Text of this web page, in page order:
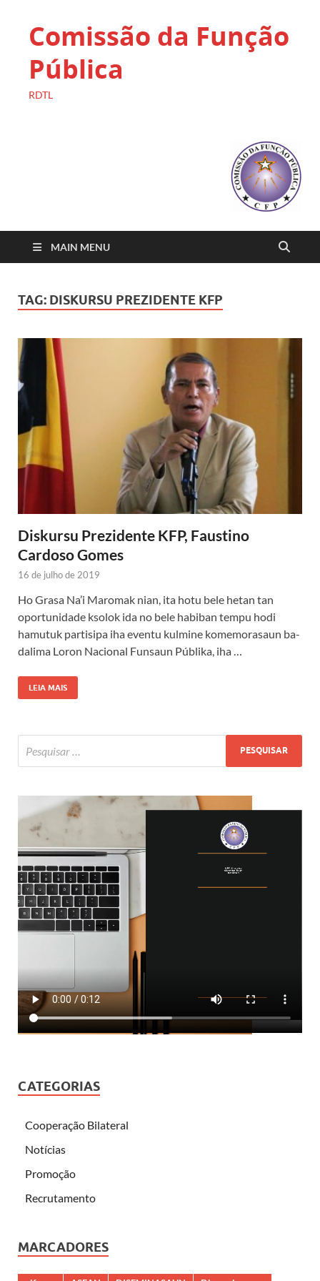
Comissão da Função
Pública
RDTL
MAIN MENU
TAG: DISKURSU PREZIDENTE KFP
Diskursu Prezidente KFP, Faustino
Cardoso Gomes
16 de julho de 2019
Ho Grasa Na’i Maromak nian, ita hotu bele hetan tan
oportunidade ksolok ida no bele habiban tempu hodi
hamutuk partisipa iha eventu kulmine komemorasaun ba-
dalima Loron Nacional Funsaun Públika, iha …
LEIA MAIS
CATEGORIAS
Cooperação Bilateral
Notícias
Promoção
Recrutamento
MARCADORES